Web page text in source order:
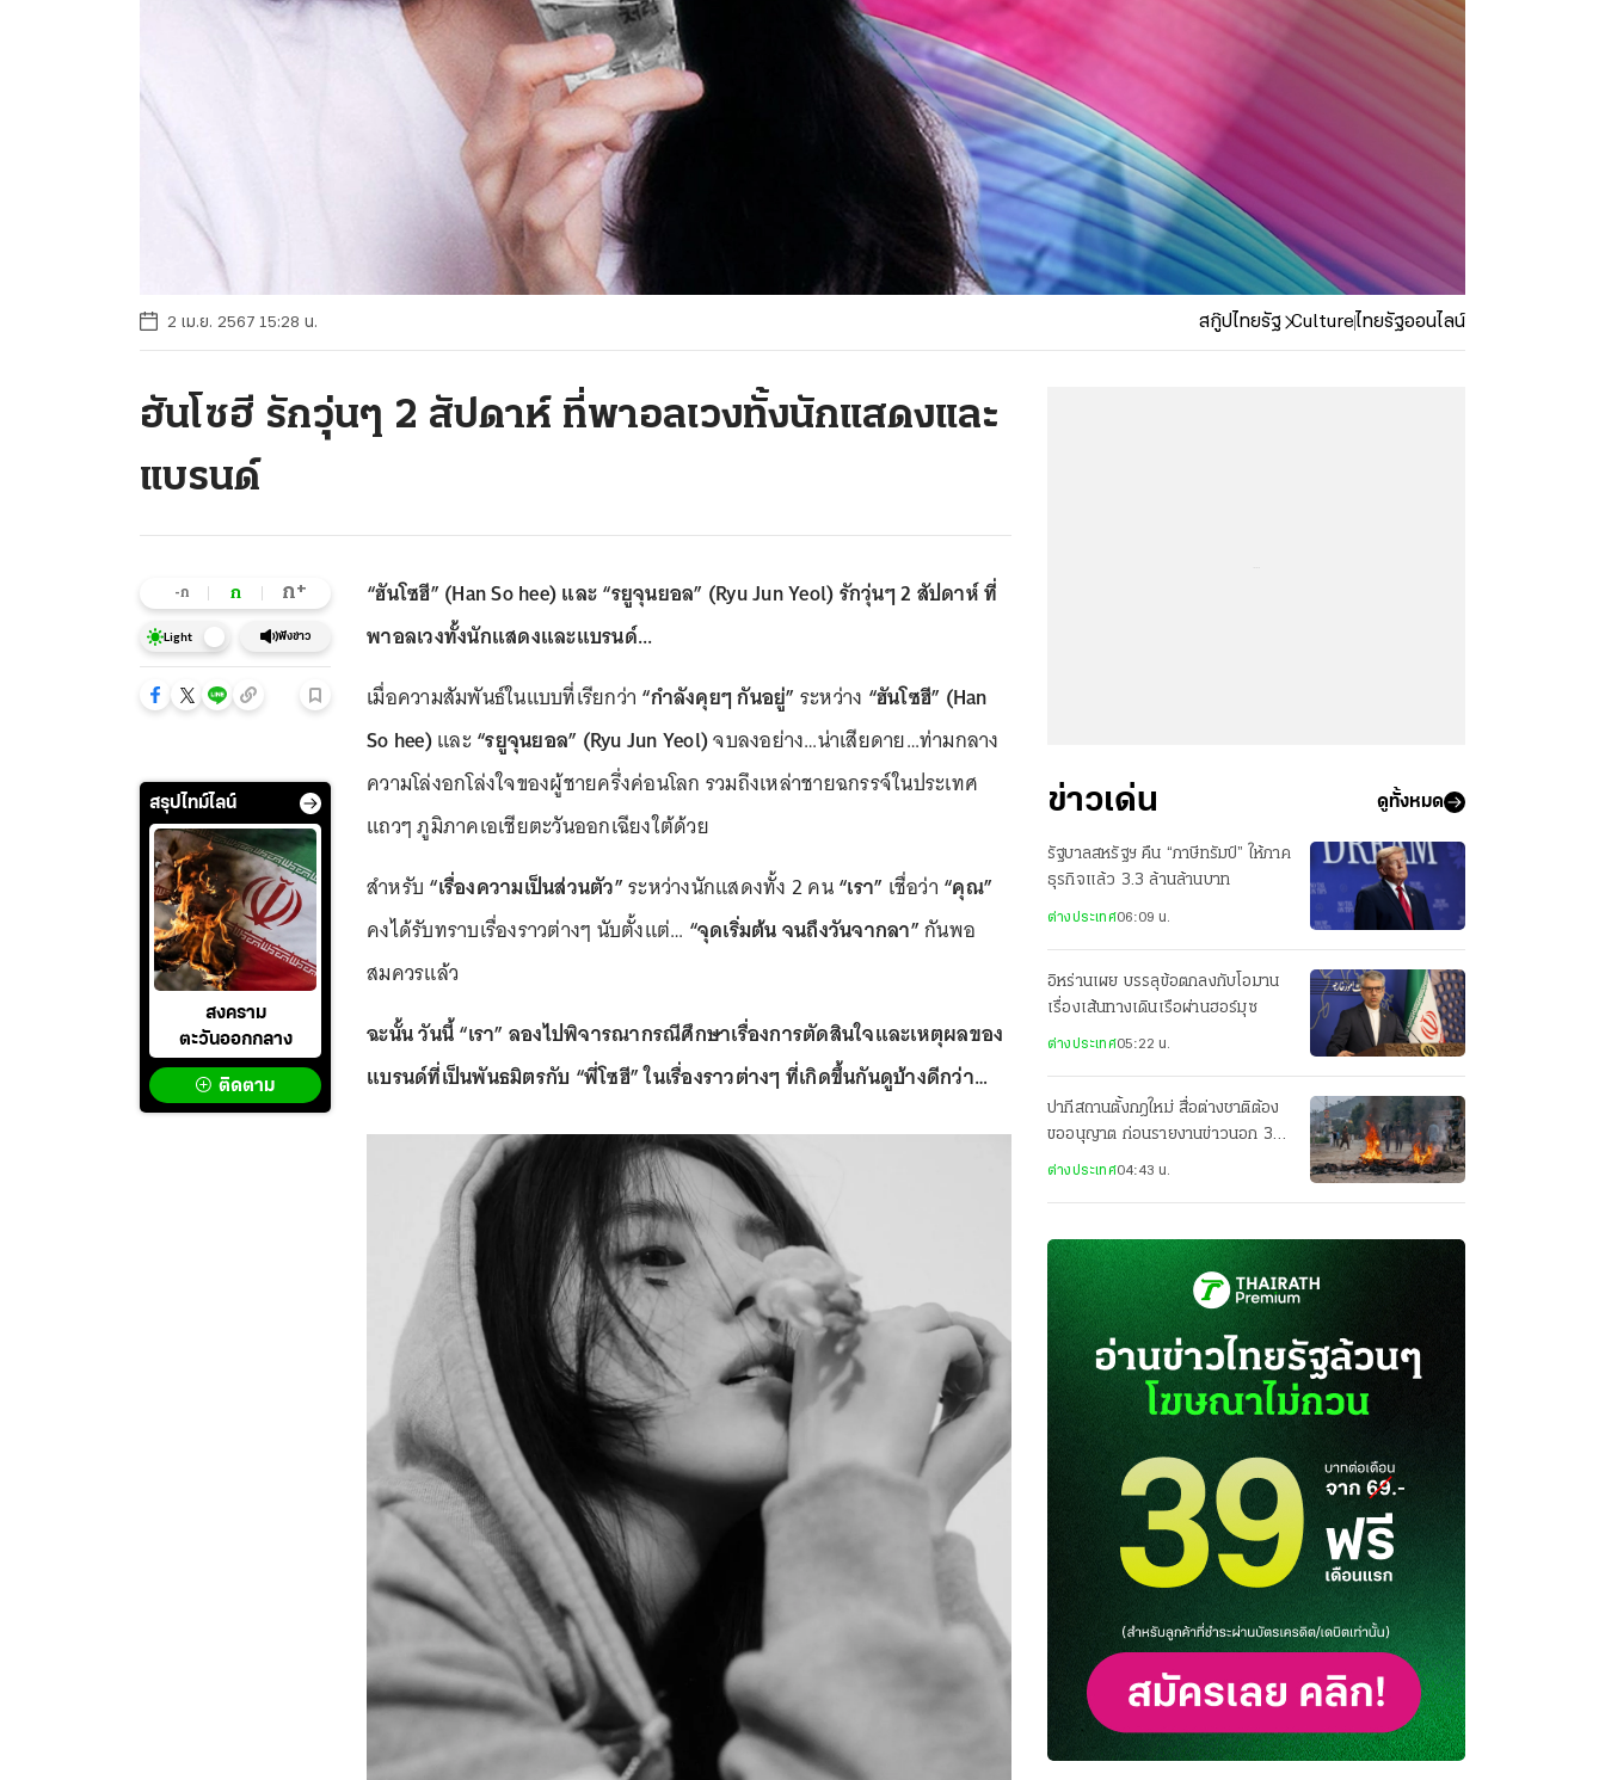
2 เม.ย. 2567 15:28 น. สกู๊ปไทยรัฐ Cultureไทยรัฐออนไลน์
ฮันโซฮี รักวุ่นๆ 2 สัปดาห์ ที่พาอลเวงทั้งนักแสดงและ
แบรนด์
-ก ก ก+
Light ฟังข่าว
สรุปไทม์ไลน์
สงคราม
ตะวันออกกลาง
ติดตาม
“ฮันโซฮี” (Han So hee) และ “รยูจุนยอล” (Ryu Jun Yeol) รักวุ่นๆ 2 สัปดาห์ ที่
พาอลเวงทั้งนักแสดงและแบรนด์...
เมื่อความสัมพันธ์ในแบบที่เรียกว่า “กำลังคุยๆ กันอยู่” ระหว่าง “ฮันโซฮี” (Han
So hee)และ“รยูจุนยอล” (Ryu Jun Yeol)จบลงอย่าง…น่าเสียดาย…ท่ามกลาง
ความโล่งอกโล่งใจของผู้ชายครึ่งค่อนโลก รวมถึงเหล่าชายฉกรรจ์ในประเทศ
แถวๆ ภูมิภาคเอเชียตะวันออกเฉียงใต้ด้วย
สำหรับ “เรื่องความเป็นส่วนตัว”ระหว่างนักแสดงทั้ง 2 คน“เรา” เชื่อว่า “คุณ”
คงได้รับทราบเรื่องราวต่างๆ นับตั้งแต่… “จุดเริ่มต้น จนถึงวันจากลา”กันพอ
สมควรแล้ว
ฉะนั้น วันนี้ “เรา” ลองไปพิจารณากรณีศึกษาเรื่องการตัดสินใจและเหตุผลของ
แบรนด์ที่เป็นพันธมิตรกับ “พี่โซฮี” ในเรื่องราวต่างๆ ที่เกิดขึ้นกันดูบ้างดีกว่า…
ข่าวเด่น ดูทั้งหมด
รัฐบาลสหรัฐฯ คืน “ภาษีทรัมป์” ให้ภาค
ธุรกิจแล้ว 3.3 ล้านล้านบาท
ต่างประเทศ06:09 น.
อิหร่านเผย บรรลุข้อตกลงกับโอมาน
เรื่องเส้นทางเดินเรือผ่านฮอร์มุซ
ต่างประเทศ05:22 น.
ปากีสถานตั้งกฎใหม่ สื่อต่างชาติต้อง
ขออนุญาต ก่อนรายงานข่าวนอก 3
เมืองใหญ่
ต่างประเทศ04:43 น.